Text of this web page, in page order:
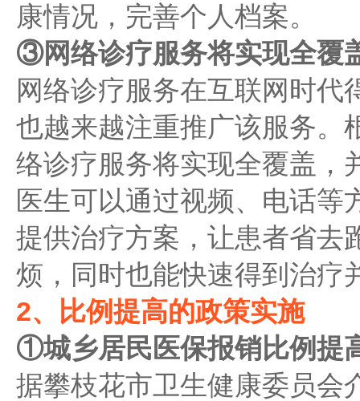
康情况，完善个人档案。
③网络诊疗服务将实现全覆
网络诊疗服务在互联网时代
也越来越注重推广该服务。
络诊疗服务将实现全覆盖，
医生可以通过视频、电话等
提供治疗方案，让患者省去
烦，同时也能快速得到治疗
2、比例提高的政策实施
①城乡居民医保报销比例提
据攀枝花市卫生健康委员会